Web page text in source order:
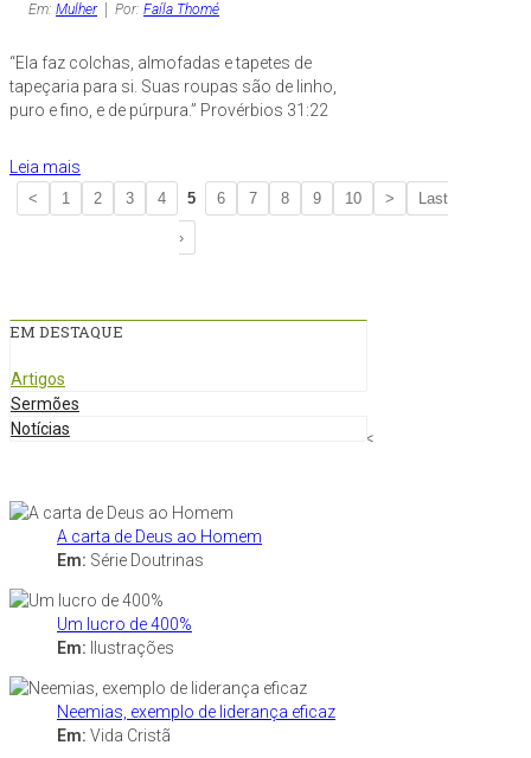
Em: Mulher Por: Faíla Thomé
“Ela faz colchas, almofadas e tapetes de
tapeçaria para si. Suas roupas são de linho,
puro e fino, e de púrpura.” Provérbios 31:22
Leia mais
< 1 2 3 4 5 6 7 8 9 10 > Last
›
EM DESTAQUE
Artigos
Sermões
Notícias
A carta de Deus ao Homem
Em: Série Doutrinas
Um lucro de 400%
Em: Ilustrações
Neemias, exemplo de liderança eficaz
Em: Vida Cristã
<